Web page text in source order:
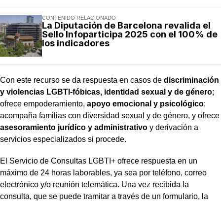
CONTENIDO RELACIONADO
La Diputación de Barcelona revalida el
Sello Infoparticipa 2025 con el 100% de
los indicadores
Con este recurso se da respuesta en casos de discriminación
y violencias LGBTI-fóbicas, identidad sexual y de género;
ofrece empoderamiento, apoyo emocional y psicológico;
acompaña familias con diversidad sexual y de género, y ofrece
asesoramiento jurídico y administrativo y derivación a
servicios especializados si procede.
El Servicio de Consultas LGBTI+ ofrece respuesta en un
máximo de 24 horas laborables, ya sea por teléfono, correo
electrónico y/o reunión telemática. Una vez recibida la
consulta, que se puede tramitar a través de un formulario, la